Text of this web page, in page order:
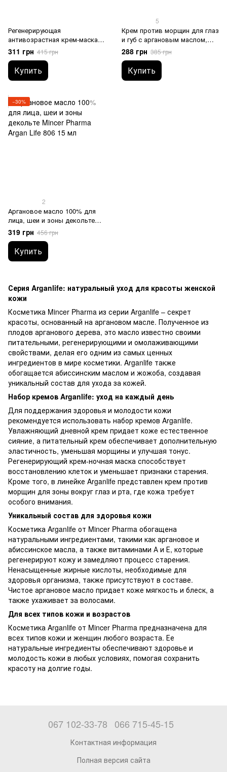
Регенерирующая
антивозрастная крем-маска
для лица против морщин на
ночь для всех типов кожи с
аргановым маслом,
абиссинским маслом и
Argan Life 803 50 мл
311 грн 415 грн
Купить
5
Крем против морщин для глаз
и губ с аргановым маслом,
абиссинским маслом и
троксерутином Mincer Pharma
Argan Life 804 15 мл
288 грн 385 грн
Купить
−30%
2
Аргановое масло 100% для
лица, шеи и зоны декольте
Mincer Pharma Argan Life 806
15 мл
319 грн 456 грн
Купить
Серия Arganlife: натуральный уход для красоты женской
кожи
Косметика Mincer Pharma из серии Arganlife – секрет
красоты, основанный на аргановом масле. Полученное из
плодов арганового дерева, это масло известно своими
питательными, регенерирующими и омолаживающими
свойствами, делая его одним из самых ценных
ингредиентов в мире косметики. Arganlife также
обогащается абиссинским маслом и жожоба, создавая
уникальный состав для ухода за кожей.
Набор кремов Arganlife: уход на каждый день
Для поддержания здоровья и молодости кожи
рекомендуется использовать набор кремов Arganlife.
Увлажняющий дневной крем придает коже естественное
сияние, а питательный крем обеспечивает дополнительную
эластичность, уменьшая морщины и улучшая тонус.
Регенерирующий крем-ночная маска способствует
восстановлению клеток и уменьшает признаки старения.
Кроме того, в линейке Arganlife представлен крем против
морщин для зоны вокруг глаз и рта, где кожа требует
особого внимания.
Уникальный состав для здоровья кожи
Косметика Arganlife от Mincer Pharma обогащена
натуральными ингредиентами, такими как аргановое и
абиссинское масла, а также витаминами А и Е, которые
регенерируют кожу и замедляют процесс старения.
Ненасыщенные жирные кислоты, необходимые для
здоровья организма, также присутствуют в составе.
Чистое аргановое масло придает коже мягкость и блеск, а
также ухаживает за волосами.
Для всех типов кожи и возрастов
Косметика Arganlife от Mincer Pharma предназначена для
всех типов кожи и женщин любого возраста. Ее
натуральные ингредиенты обеспечивают здоровье и
молодость кожи в любых условиях, помогая сохранить
красоту на долгие годы.
067 102-33-78 066 715-45-15
Контактная информация
Полная версия сайта